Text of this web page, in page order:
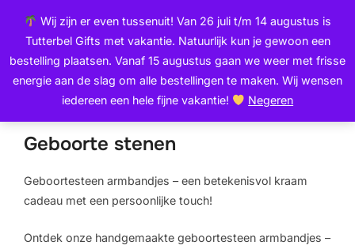
Wij zijn er even tussenuit! Van 26 juli t/m 14 augustus is
Tutterbel Gifts met vakantie. Natuurlijk kun je gewoon een
bestelling plaatsen. Vanaf 15 augustus gaan we weer met frisse
energie aan de slag om alle bestellingen te maken. Wij wensen
iedereen een hele fijne vakantie!
Negeren
inhoud
inhoud
Zoek
naar:
/Sieraden/ Geboorte stenen
Geboorte stenen
Geboortesteen armbandjes – een betekenisvol kraam
cadeau met een persoonlijke touch!
Ontdek onze handgemaakte geboortesteen armbandjes –